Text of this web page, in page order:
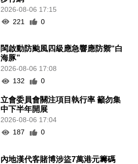
2026-08-06 17:15
221
0
閩啟動防颱風四級應急響應防禦“白
海豚”
2026-08-06 17:08
132
0
立會委員會關注項目執行率 籲勿集
中下半年開展
2026-08-06 17:04
187
0
內地漢代客賭博涉盜7萬港元籌碼